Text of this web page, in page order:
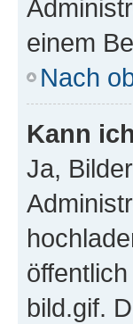
einem
Nach
Kann
Ja,
bild.gif.